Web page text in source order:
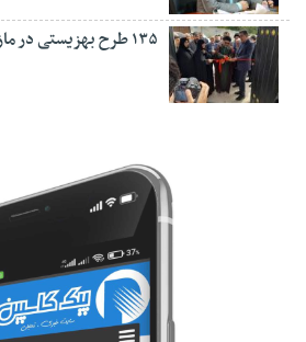
۱۳۵ طرح بهزیستی در مازندران افتتاح شد